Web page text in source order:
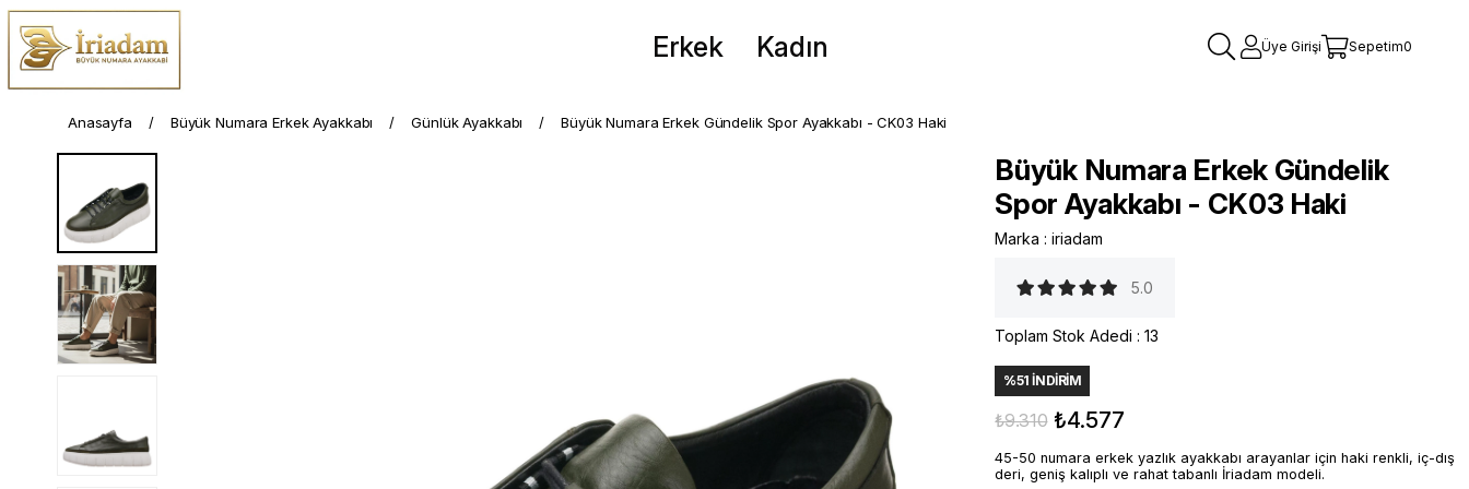
Erkek Kadın Üye Girişi Sepetim0
Anasayfa Büyük Numara Erkek Ayakkabı Günlük Ayakkabı Büyük Numara Erkek Gündelik Spor Ayakkabı - CK03 Haki
Büyük Numara Erkek Gündelik
Spor Ayakkabı - CK03 Haki
Marka : iriadam
5.0
Toplam Stok Adedi : 13
%51 İNDIRIM
₺9.310 ₺4.577
45-50 numara erkek yazlık ayakkabı arayanlar için haki renkli, iç-dış
deri, geniş kalıplı ve rahat tabanlı İriadam modeli.